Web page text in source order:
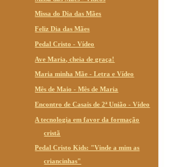
Missa do Dia das Mães
Feliz Dia das Mães
Pedal Cristo - Vídeo
Ave Maria, cheia de graça!
Maria minha Mãe - Letra e Vídeo
Mês de Maio - Mês de Maria
Encontro de Casais de 2ª União - Vídeo
A tecnologia em favor da formação
cristã
Pedal Cristo Kids: "Vinde a mim as
criancinhas"